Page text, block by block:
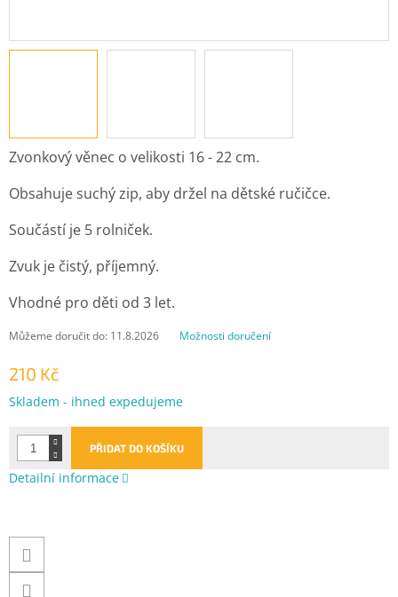
210 Kč
Měrná
Skladem - ihned expedujeme
Můžeme doručit do: 11.8.2026 Možnosti doručení
PŘIDAT DO KOŠÍKU
Zvonkový věnec o velikosti 16 - 22 cm.
Obsahuje suchý zip, aby držel na dětské ručičce.
Součástí je 5 rolniček.
Zvuk je čistý, příjemný.
Vhodné pro děti od 3 let.
Detailní informace